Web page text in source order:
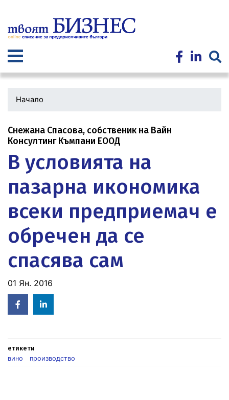
към
основното
Начало
Снежана Спасова, собственик на Вайн
Консултинг Къмпани ЕООД
В условията на
пазарна икономика
всеки предприемач е
обречен да се
спасява сам
01 Ян. 2016
Facebook
in
етикети
вино
производство